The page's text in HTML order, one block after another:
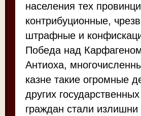
населения тех
контрибуционные,
штрафные и
Победа над
Антиоха,
казне такие огромные
других
граждан стали